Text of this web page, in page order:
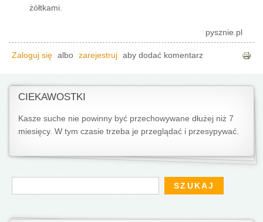
żółtkami.
pysznie.pl
Zaloguj się albo zarejestruj aby dodać komentarz
CIEKAWOSTKI
Kasze suche nie powinny być przechowywane dłużej niż 7
miesięcy. W tym czasie trzeba je przeglądać i przesypywać.
Formularz wyszukiwania
Szukaj